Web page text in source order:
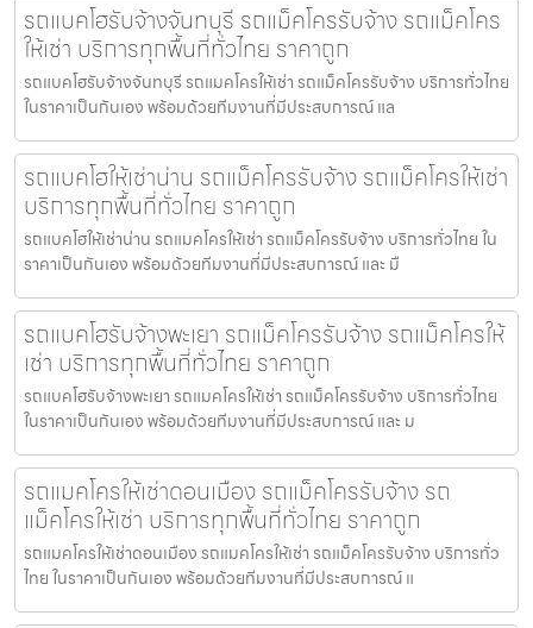
รถแบคโฮรับจ้างจันทบุรี รถแม็คโครรับจ้าง รถแม็คโคร
ให้เช่า บริการทุกพื้นที่ทั่วไทย ราคาถูก
รถแบคโฮรับจ้างจันทบุรี รถแมคโครให้เช่า รถแม็คโครรับจ้าง บริการทั่วไทย
ในราคาเป็นกันเอง พร้อมด้วยทีมงานที่มีประสบการณ์ แล
รถแบคโฮให้เช่าน่าน รถแม็คโครรับจ้าง รถแม็คโครให้เช่า
บริการทุกพื้นที่ทั่วไทย ราคาถูก
รถแบคโฮให้เช่าน่าน รถแมคโครให้เช่า รถแม็คโครรับจ้าง บริการทั่วไทย ใน
ราคาเป็นกันเอง พร้อมด้วยทีมงานที่มีประสบการณ์ และ มื
รถแบคโฮรับจ้างพะเยา รถแม็คโครรับจ้าง รถแม็คโครให้
เช่า บริการทุกพื้นที่ทั่วไทย ราคาถูก
รถแบคโฮรับจ้างพะเยา รถแมคโครให้เช่า รถแม็คโครรับจ้าง บริการทั่วไทย
ในราคาเป็นกันเอง พร้อมด้วยทีมงานที่มีประสบการณ์ และ ม
รถแมคโครให้เช่าดอนเมือง รถแม็คโครรับจ้าง รถ
แม็คโครให้เช่า บริการทุกพื้นที่ทั่วไทย ราคาถูก
รถแมคโครให้เช่าดอนเมือง รถแมคโครให้เช่า รถแม็คโครรับจ้าง บริการทั่ว
ไทย ในราคาเป็นกันเอง พร้อมด้วยทีมงานที่มีประสบการณ์ แ